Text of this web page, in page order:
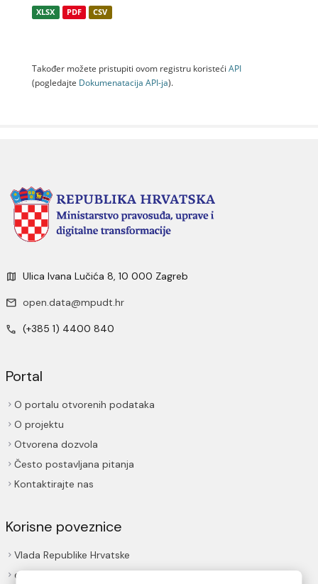
XLSX PDF CSV
Također možete pristupiti ovom registru koristeći API
(pogledajte Dokumenаtаcijа API-jа).